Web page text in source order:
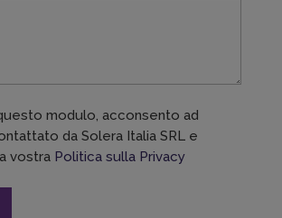
modulo, acconsento ad
da Solera Italia SRL e
vostra Politica sulla Privacy